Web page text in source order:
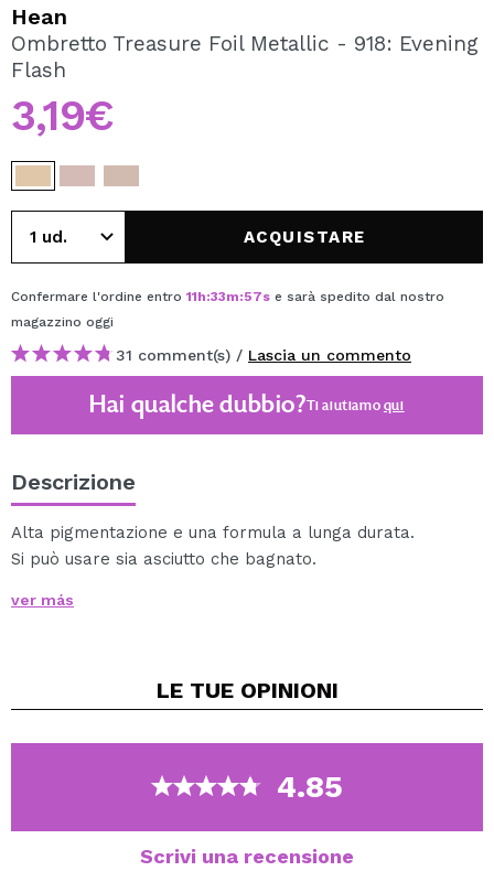
Creando un account su Maquibeauty.it potrai fare i tuoi
acquisti velocemente, controllare lo stato dei tuoi ordini e
CREARE UN ACCOUNT
Hean
Ombretto Treasure Foil Metallic - 918: Evening
Flash
3,19€
ACQUISTARE
Confermare l'ordine entro 11h:33m:56se sarà spedito dal nostro
magazzino oggi
31 comment(s) / Lascia un commento
Hai qualche dubbio?Ti aiutiamoqui
Descrizione
Alta pigmentazione e una formula a lunga durata.
Si può usare sia asciutto che bagnato.
Senza parabeni.
ver más
LE TUE OPINIONI
4.85
Scrivi una recensione